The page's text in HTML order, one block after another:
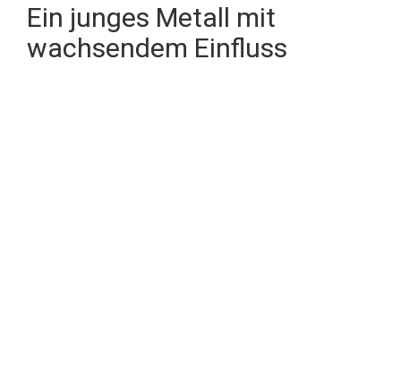
Ein junges Metall mit
wachsendem Einfluss